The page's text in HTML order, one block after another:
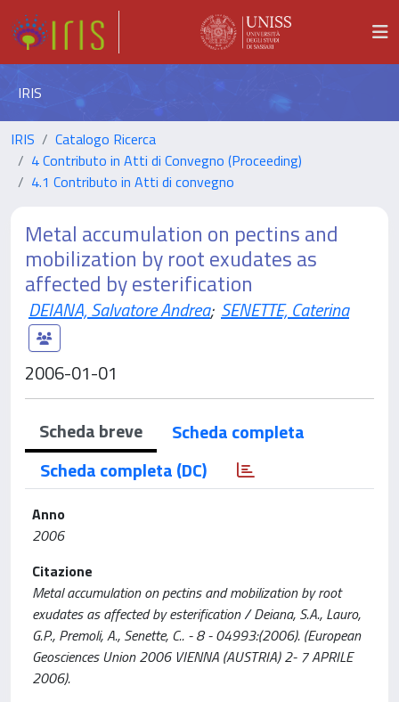
IRIS
IRIS
Catalogo Ricerca
4 Contributo in Atti di Convegno (Proceeding)
4.1 Contributo in Atti di convegno
Metal accumulation on pectins and
mobilization by root exudates as
affected by esterification
DEIANA, Salvatore Andrea; SENETTE, Caterina
2006-01-01
Scheda breve
Scheda completa
Scheda completa (DC)
Anno
2006
Citazione
Metal accumulation on pectins and mobilization by root
exudates as affected by esterification / Deiana, S.A., Lauro,
G.P., Premoli, A., Senette, C.. - 8 - 04993:(2006). (European
Geosciences Union 2006 VIENNA (AUSTRIA) 2- 7 APRILE
2006).